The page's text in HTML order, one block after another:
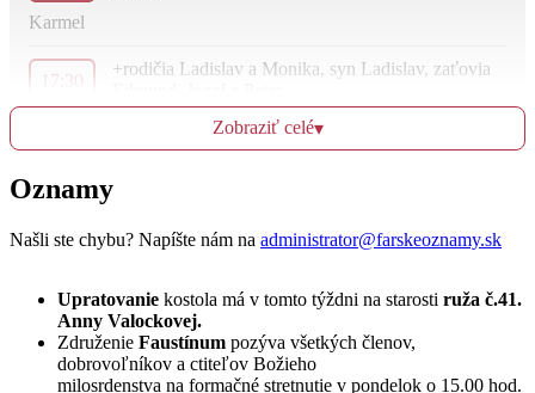
Karmel
17:30
+rodičia Ladislav a Monika, syn Ladislav, zaťovia
Ut
Za zdravie a Božiu pomoc pre Jozefov z rodiny
Karmel
17:30
Na poďakovanie za 70.rokov života Anny a Márie
Zobraziť celé▾
Oznamy
Našli ste chybu? Napíšte nám na administrator@farskeoznamy.sk
Upratovanie kostola má v tomto týždni na starosti ruža č.41.
Anny Valockovej.
Združenie Faustínum pozýva všetkých členov,
dobrovoľníkov a ctiteľov Božieho
milosrdenstva na formačné stretnutie v pondelok o 15.00 hod.